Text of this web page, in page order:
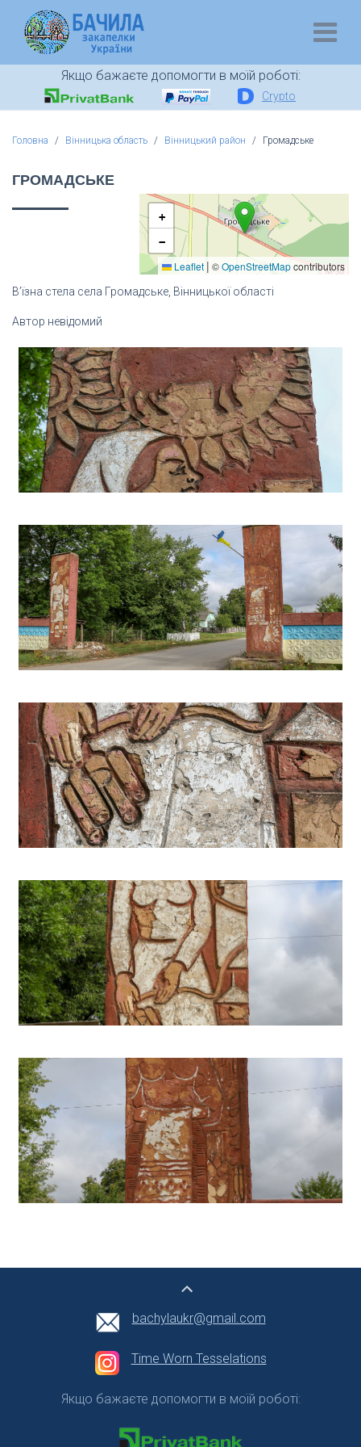
Якщо бажаєте допомогти в моїй роботі:
Crypto
Головна Вінницька область Вінницький район Громадське
ГРОМАДСЬКЕ
+
−
Leaflet | ©OpenStreetMapcontributors
В’їзна стела села Громадське, Вінницької області
Автор невідомий
bachylaukr@gmail.com
Time Worn Tesselations
Якщо бажаєте допомогти в моїй роботі: